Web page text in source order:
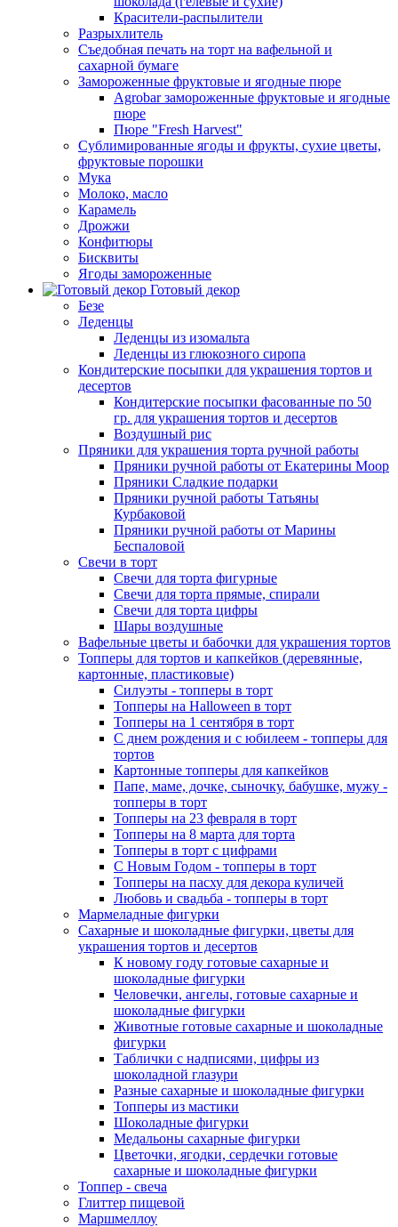
Красители-распылители
Разрыхлитель
Съедобная печать на торт на вафельной и
сахарной бумаге
Замороженные фруктовые и ягодные пюре
Agrobar замороженные фруктовые и ягодные
пюре
Пюре "Fresh Harvest"
Сублимированные ягоды и фрукты, сухие цветы,
фруктовые порошки
Мука
Молоко, масло
Карамель
Дрожжи
Конфитюры
Бисквиты
Ягоды замороженные
Готовый декор
Безе
Леденцы
Леденцы из изомальта
Леденцы из глюкозного сиропа
Кондитерские посыпки для украшения тортов и
десертов
Кондитерские посыпки фасованные по 50
гр. для украшения тортов и десертов
Воздушный рис
Пряники для украшения торта ручной работы
Пряники ручной работы от Екатерины Моор
Пряники Сладкие подарки
Пряники ручной работы Татьяны
Курбаковой
Пряники ручной работы от Марины
Беспаловой
Свечи в торт
Свечи для торта фигурные
Свечи для торта прямые, спирали
Свечи для торта цифры
Шары воздушные
Вафельные цветы и бабочки для украшения тортов
Топперы для тортов и капкейков (деревянные,
картонные, пластиковые)
Силуэты - топперы в торт
Топперы на Halloween в торт
Топперы на 1 сентября в торт
С днем рождения и с юбилеем - топперы для
тортов
Картонные топперы для капкейков
Папе, маме, дочке, сыночку, бабушке, мужу -
топперы в торт
Топперы на 23 февраля в торт
Топперы на 8 марта для торта
Топперы в торт с цифрами
С Новым Годом - топперы в торт
Топперы на пасху для декора куличей
Любовь и свадьба - топперы в торт
Мармеладные фигурки
Сахарные и шоколадные фигурки, цветы для
украшения тортов и десертов
К новому году готовые сахарные и
шоколадные фигурки
Человечки, ангелы, готовые сахарные и
шоколадные фигурки
Животные готовые сахарные и шоколадные
фигурки
Таблички с надписями, цифры из
шоколадной глазури
Разные сахарные и шоколадные фигурки
Топперы из мастики
Шоколадные фигурки
Медальоны сахарные фигурки
Цветочки, ягодки, сердечки готовые
сахарные и шоколадные фигурки
Топпер - свеча
Глиттер пищевой
Маршмеллоу